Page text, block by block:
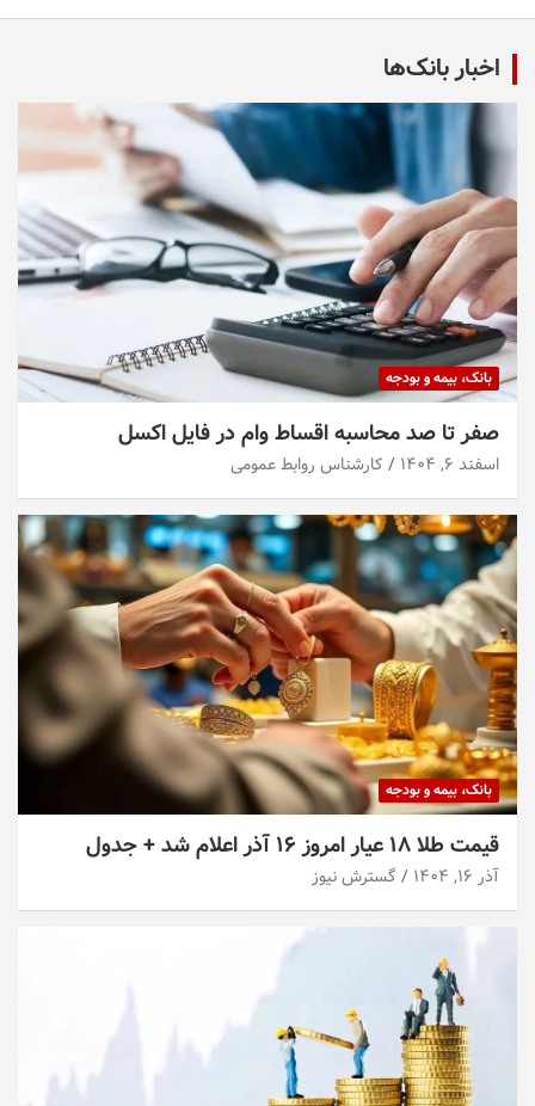
اخبار بانک‌ها
بانک، بیمه و بودجه
صفر تا صد محاسبه اقساط وام در فایل اکسل
اسفند ۶, ۱۴۰۴ کارشناس روابط عمومی
بانک، بیمه و بودجه
قیمت طلا ۱۸ عیار امروز ۱۶ آذر اعلام شد + جدول
آذر ۱۶, ۱۴۰۴ گسترش نیوز